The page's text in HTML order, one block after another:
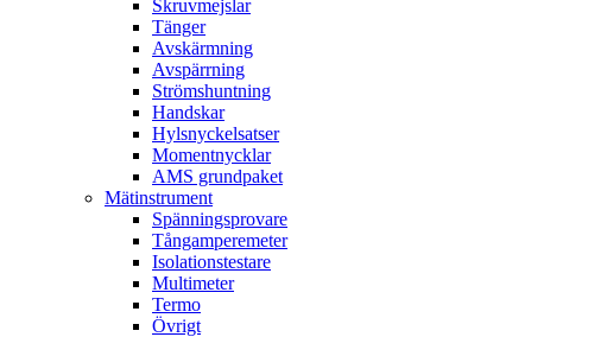
Skruvmejslar
Tänger
Avskärmning
Avspärrning
Strömshuntning
Handskar
Hylsnyckelsatser
Momentnycklar
AMS grundpaket
Mätinstrument
Spänningsprovare
Tångamperemeter
Isolationstestare
Multimeter
Termo
Övrigt